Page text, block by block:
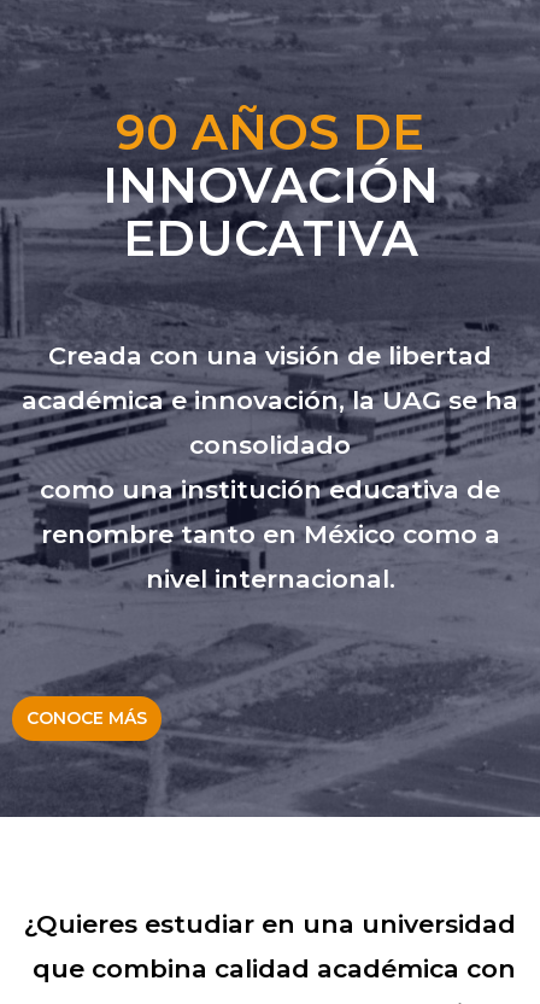
90 AÑOS DE
INNOVACIÓN
EDUCATIVA
Creada con una visión de libertad
académica e innovación, la UAG se ha
consolidado
como una institución educativa de
renombre tanto en México como a
nivel internacional.
CONOCE MÁS
¿Quieres estudiar en una universidad
que combina calidad académica con